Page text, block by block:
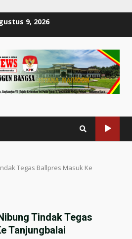
9, 2026
Tegas Ballpres Masuk Ke
Tindak Tegas
Tanjungbalai